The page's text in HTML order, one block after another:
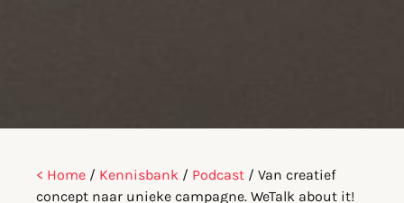
< Home / Kennisbank / Podcast / Van creatief
concept naar unieke campagne. WeTalk about it!